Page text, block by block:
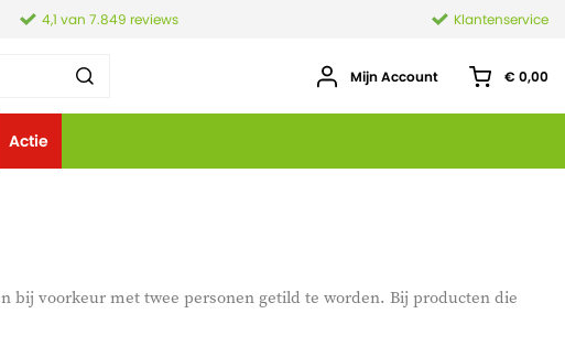
4,1 van 7.849 reviews Klantenservice
Mijn Account € 0,00
Actie
bij voorkeur met twee personen getild te worden. Bij producten die